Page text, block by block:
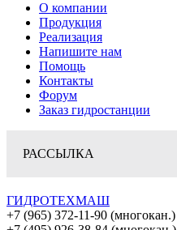
О компании
Продукция
Реализация
Напишите нам
Помощь
Контакты
Форум
Заказ гидростанции
РАССЫЛКА
ГИДРОТЕХМАШ
+7 (965) 372-11-90 (многокан.)